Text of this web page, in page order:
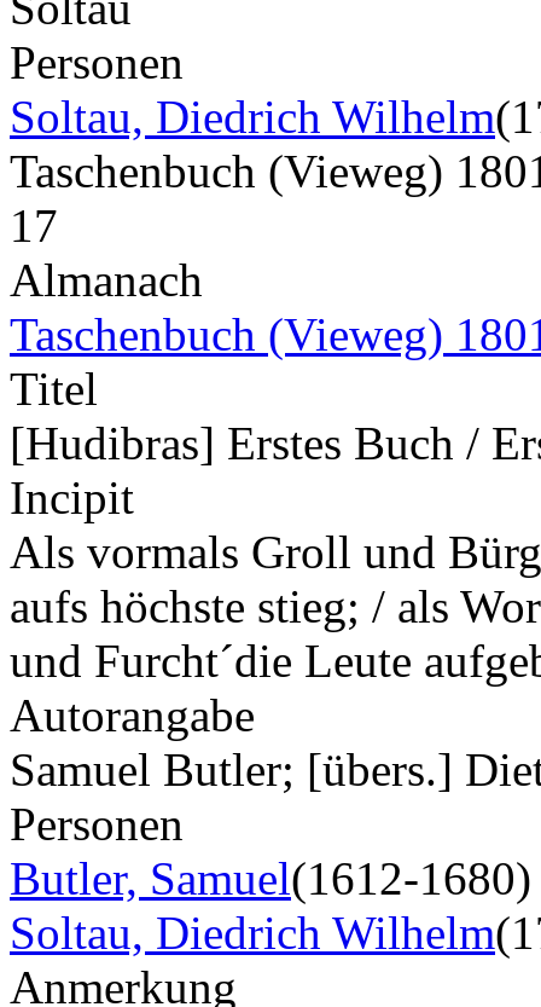
Personen
Soltau, Diedrich Wilhelm
Taschenbuch (Vieweg)
17
Almanach
Taschenbuch (Vieweg)
Titel
[Hudibras] Erstes Buch /
Incipit
Als vormals Groll und
aufs höchste stieg; / als
und Furcht´die Leute
Autorangabe
Samuel Butler; [übers.]
Personen
Butler, Samuel(1612-1680)
Soltau, Diedrich Wilhelm
Anmerkung